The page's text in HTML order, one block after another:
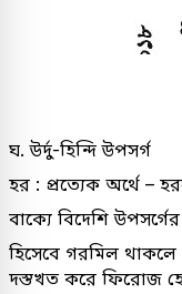
ঘ. উর্দু-হিন্দি উপসর্গ
হর : প্রত্যেক অর্থে –
বাক্যে বিদেশি
হিসেবে গরমিল
দস্তখত করে ফিরোজ